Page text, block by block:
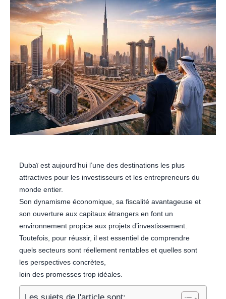
Dubaï est aujourd’hui l’une des destinations les plus
attractives pour les investisseurs et les entrepreneurs du
monde entier.
Son dynamisme économique, sa fiscalité avantageuse et
son ouverture aux capitaux étrangers en font un
environnement propice aux projets d’investissement.
Toutefois, pour réussir, il est essentiel de comprendre
quels secteurs sont réellement rentables et quelles sont
les perspectives concrètes,
loin des promesses trop idéales.